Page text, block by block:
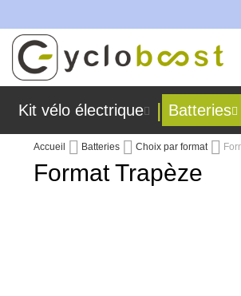
Allez
au
contenu
Kit vélo électrique Batteries
Accueil Batteries Choix par format
Format Trapèze